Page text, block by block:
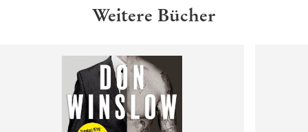
Weitere Bücher